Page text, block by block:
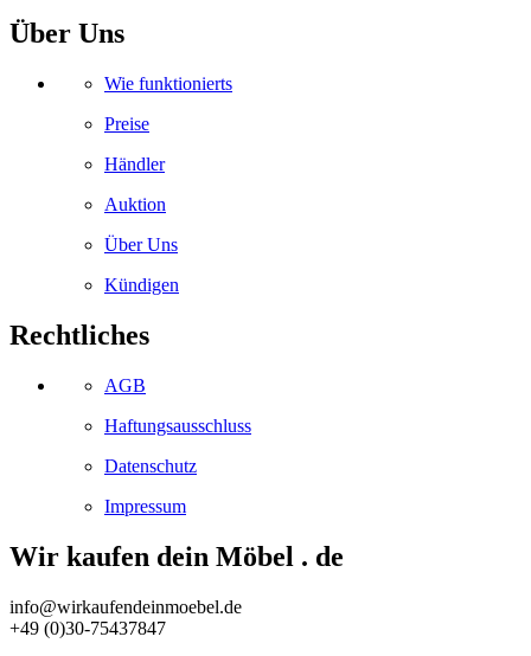
Über Uns
Wie funktionierts
Preise
Händler
Auktion
Über Uns
Kündigen
Rechtliches
AGB
Haftungsausschluss
Datenschutz
Impressum
Wir kaufen dein Möbel . de
info@wirkaufendeinmoebel.de
+49 (0)30-75437847